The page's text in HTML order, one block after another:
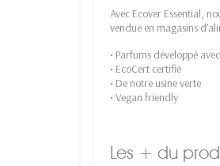
Avec Ecover Essential,
vendue en magasins
• Parfums développé
• EcoCert certifié
• De notre usine verte
• Vegan friendly
Les + du